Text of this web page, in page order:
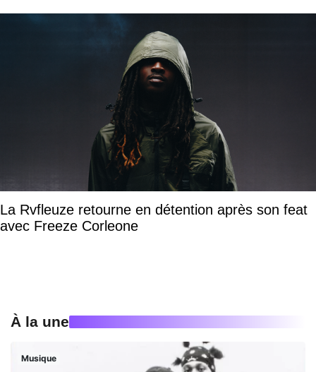
La Rvfleuze retourne en détention après son feat
avec Freeze Corleone
À la une
Musique